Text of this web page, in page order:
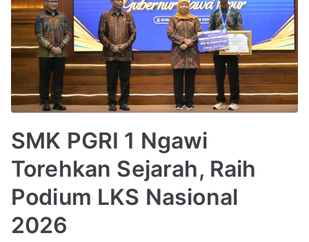
SMK PGRI 1 Ngawi
Torehkan Sejarah, Raih
Podium LKS Nasional
2026